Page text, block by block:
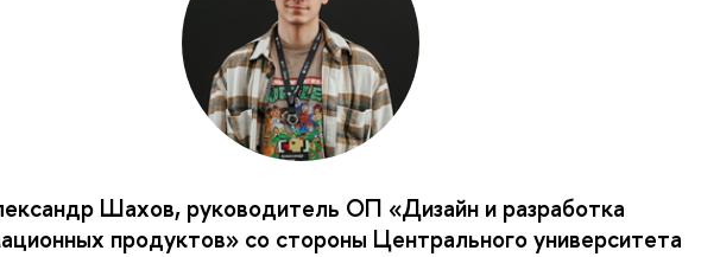
Шахов, руководитель ОП «Дизайн и разработка
продуктов» со стороны Центрального университета